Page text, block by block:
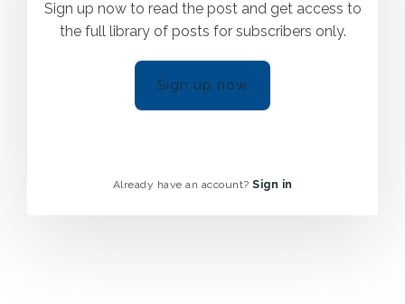
Sign up now to read the post and get access to
the full library of posts for subscribers only.
Sign up now
Already have an account? Sign in